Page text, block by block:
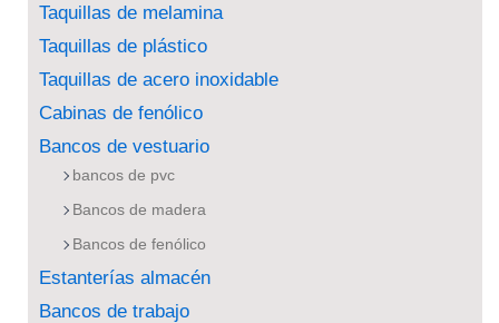
Taquillas de melamina
Taquillas de plástico
Taquillas de acero inoxidable
Cabinas de fenólico
Bancos de vestuario
bancos de pvc
Bancos de madera
Bancos de fenólico
Estanterías almacén
Bancos de trabajo